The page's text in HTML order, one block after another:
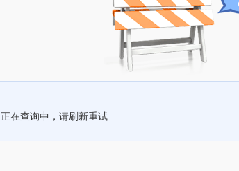
正在查询中，请刷新重试